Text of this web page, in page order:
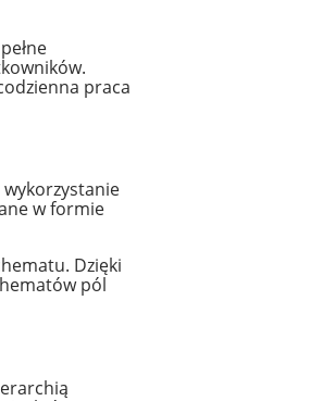
praca
w formie
Dzięki
pól